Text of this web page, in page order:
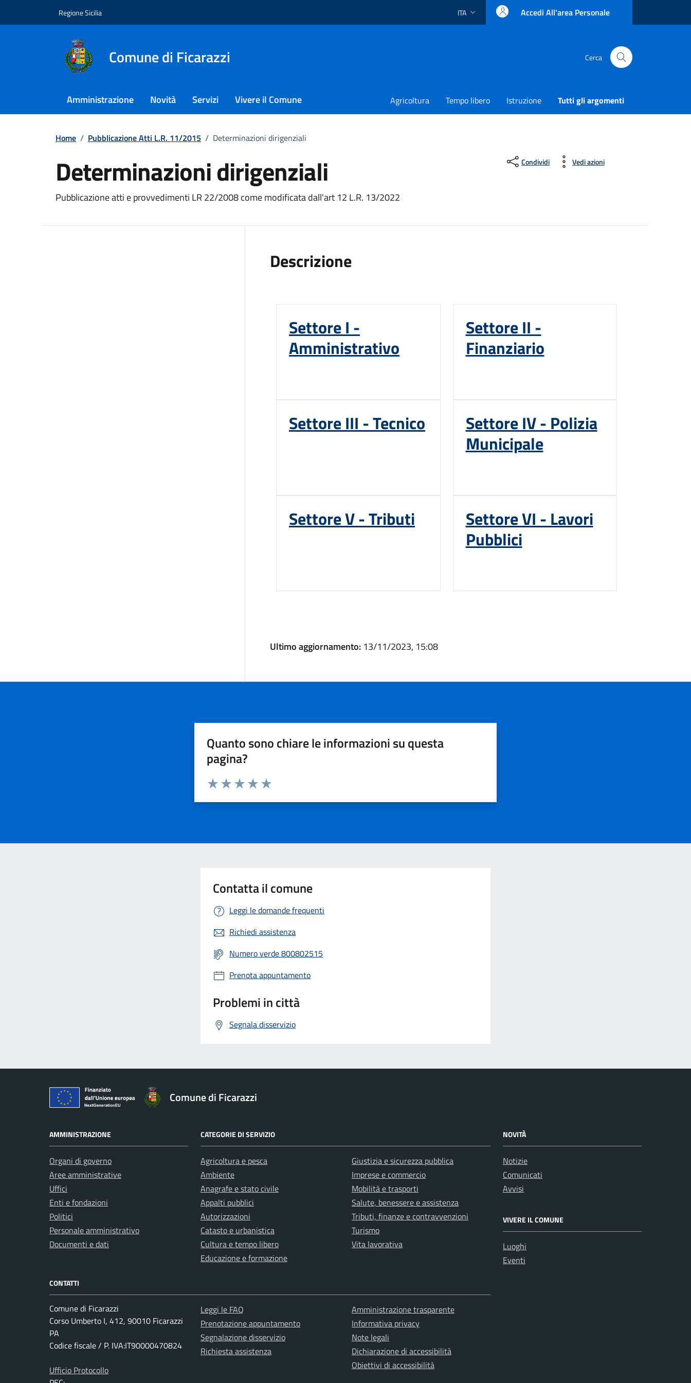
Regione Sicilia Lingua attiva:
ITA Accedi All'area Personale
Comune di Ficarazzi Cerca
Amministrazione Novità Servizi Vivere il Comune Agricoltura Tempo libero Istruzione Tutti gli argomenti
Home / Pubblicazione Atti L.R. 11/2015 / Determinazioni dirigenziali
Determinazioni dirigenziali
Dettagli del documento
Pubblicazione atti e provvedimenti LR 22/2008 come modificata dall'art 12 L.R. 13/2022
Condividi Vedi azioni
Descrizione
Settore I -
Amministrativo
Settore II -
Finanziario
Settore III - Tecnico
Settore IV - Polizia
Municipale
Settore V - Tributi
Settore VI - Lavori
Pubblici
Ultimo aggiornamento: 13/11/2023, 15:08
Quanto sono chiare le informazioni su questa
pagina?
Contatta il comune
Leggi le domande frequenti
Richiedi assistenza
Numero verde 800802515
Prenota appuntamento
Problemi in città
Segnala disservizio
Comune di Ficarazzi
AMMINISTRAZIONE
Organi di governo
Aree amministrative
Uffici
Enti e fondazioni
Politici
Personale amministrativo
Documenti e dati
CATEGORIE DI SERVIZIO
Agricoltura e pesca
Ambiente
Anagrafe e stato civile
Appalti pubblici
Autorizzazioni
Catasto e urbanistica
Cultura e tempo libero
Educazione e formazione
Giustizia e sicurezza pubblica
Imprese e commercio
Mobilità e trasporti
Salute, benessere e assistenza
Tributi, finanze e contravvenzioni
Turismo
Vita lavorativa
NOVITÀ
Notizie
Comunicati
Avvisi
VIVERE IL COMUNE
Luoghi
Eventi
CONTATTI
Comune di Ficarazzi
Corso Umberto I, 412, 90010 Ficarazzi
PA
Codice fiscale / P. IVA:IT90000470824
Ufficio Protocollo
Leggi le FAQ
Prenotazione appuntamento
Segnalazione disservizio
Richiesta assistenza
Amministrazione trasparente
Informativa privacy
Note legali
Dichiarazione di accessibilità
Obiettivi di accessibilità